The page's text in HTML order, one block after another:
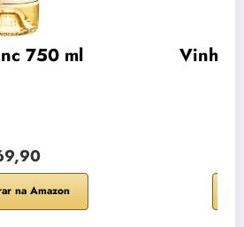
750 ml
na Amazon
Vinho